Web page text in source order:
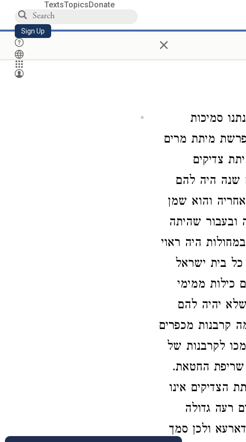
TextsTopicsDonate
Sign Up ×
סמיכות
מיתת מרים
צדיקים
שנה היה להם
והוא שמן
ובעבור שהיתה
היה ראוי
בית ישראל
כילות ממימי
יהיה להם
קרבנות מכפרים
לקרבנות של
החטאת.
הצדיקים אינו
רעה גדולה
ולכן סמך